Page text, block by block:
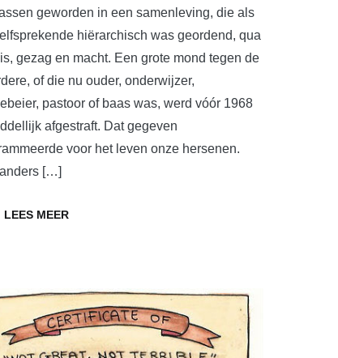
geworden in een samenleving, die als
hiërarchisch was geordend, qua
gezag en macht. Een grote mond tegen de
of die nu ouder, onderwijzer,
pastoor of baas was, werd vóór 1968
afgestraft. Dat gegeven
voor het leven onze hersenen.
[…]
LEES MEER